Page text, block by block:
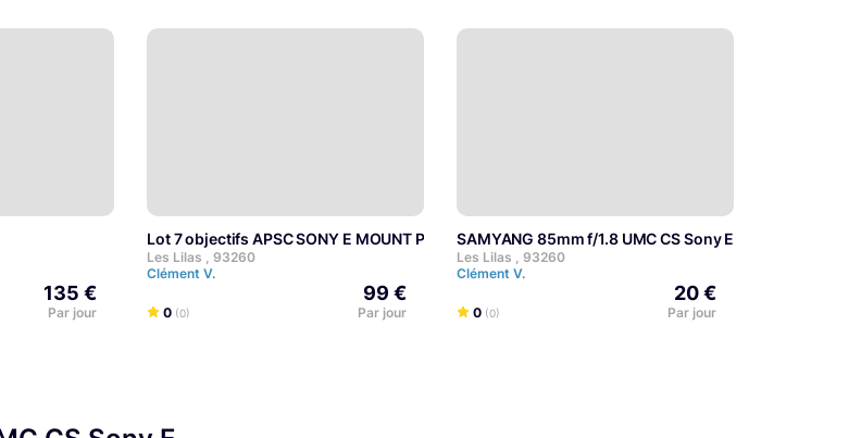
135 €
Par jour
Lot 7 objectifs APSC SONY E MOUNT POLYVALENT
Les Lilas , 93260
Clément V.
0 (0)
99 €
Par jour
SAMYANG 85mm f/1.8 UMC CS Sony E
Les Lilas , 93260
Clément V.
0 (0)
20 €
Par jour